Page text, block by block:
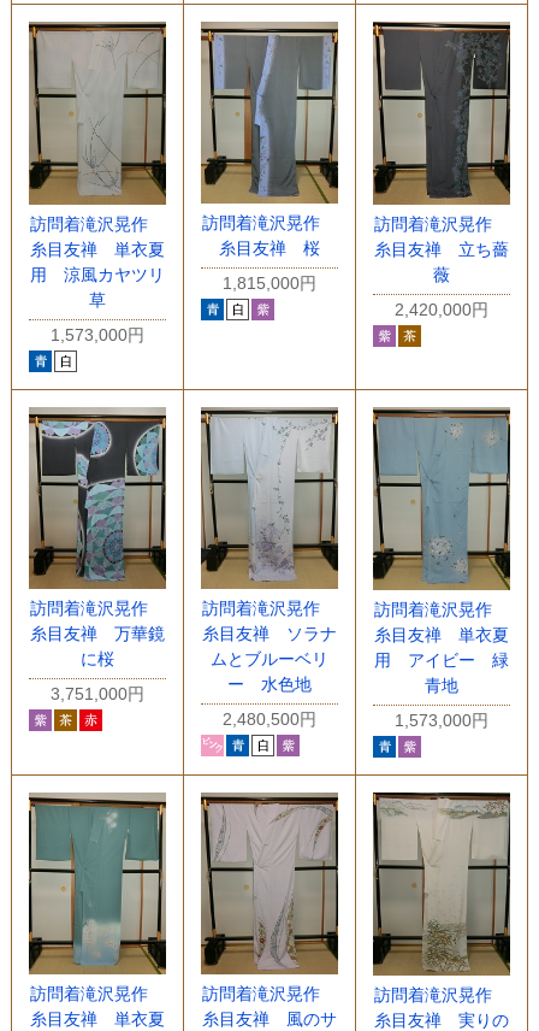
訪問着滝沢晃作
糸目友禅 単衣夏
用 涼風カヤツリ
草
1,573,000円
訪問着滝沢晃作
糸目友禅 桜
1,815,000円
訪問着滝沢晃作
糸目友禅 立ち薔
薇
2,420,000円
訪問着滝沢晃作
糸目友禅 万華鏡
に桜
3,751,000円
訪問着滝沢晃作
糸目友禅 ソラナ
ムとブルーベリ
ー 水色地
2,480,500円
訪問着滝沢晃作
糸目友禅 単衣夏
用 アイビー 緑
青地
1,573,000円
訪問着滝沢晃作
糸目友禅 単衣夏
訪問着滝沢晃作
糸目友禅 風のサ
訪問着滝沢晃作
糸目友禅 実りの